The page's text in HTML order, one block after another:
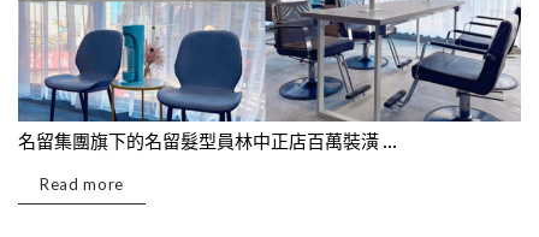
名留集團旗下的名留髮型員林中正店百萬裝潢 ...
Read more